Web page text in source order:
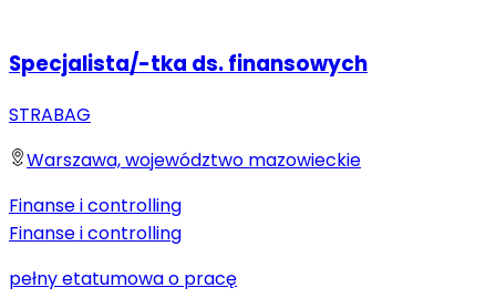
Specjalista/-tka ds. finansowych
STRABAG
Warszawa, województwo mazowieckie
Finanse i controlling
Finanse i controlling
pełny etatumowa o pracę